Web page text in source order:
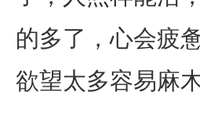
的多了，心会疲
欲望太多容易麻